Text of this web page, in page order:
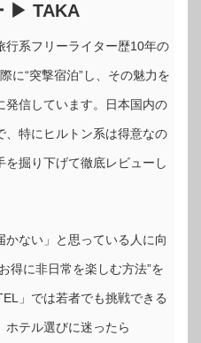
▶ TAKA
行系フリーライター歴10年の
に“突撃宿泊”し、その魅力を
発信しています。日本国内の
、特にヒルトン系は得意なの
掘り下げて徹底レビューし
かない」と思っている人に向
得に非日常を楽しむ方法”を
」では若者でも挑戦できる
ホテル選びに迷ったら